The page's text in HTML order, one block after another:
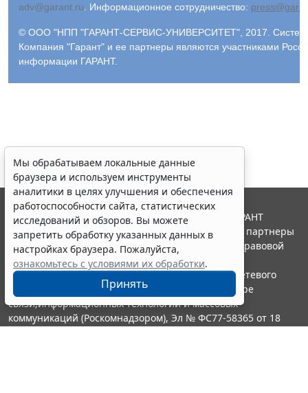
adv@garant.ru
Информационное сотрудничество:
© ООО "НПП "ГАРАНТ-СЕРВИС-УНИВЕРСИТЕТ", 2017. Система
Компания "Гарант" и ее партнеры являются участниками
информации ГАРАНТ.
Мы обрабатываем локальные данные
браузера и используем инструменты
аналитики в целях улучшения и обеспечения
работоспособности сайта, статистических
исследований и обзоров. Вы можете
запретить обработку указанных данных в
настройках браузера. Пожалуйста,
ознакомьтесь с условиями их обработки.
Принять
© ООО "НПП "ГАРАНТ-СЕРВИС", 2026. Система ГАРАНТ
выпускается с 1990 года. Компания "Гарант" и ее партнеры
являются участниками Российской ассоциации правовой
информации ГАРАНТ.
Портал ГАРАНТ.РУ зарегистрирован в качестве сетевого
издания Федеральной службой по надзору в сфере
связи,информационных технологий и массовых
коммуникаций (Роскомнадзором), Эл № ФС77-58365 от 18